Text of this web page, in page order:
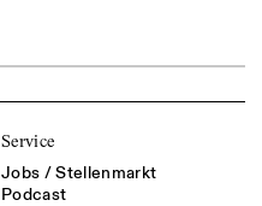
Service
Jobs / Stellenmarkt
Podcast